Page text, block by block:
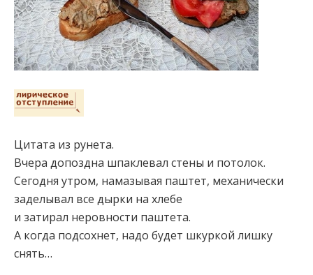
Цитата из рунета.
Вчера допоздна шпаклевал стены и потолок.
Сегодня утром, намазывая паштет, механически
заделывал все дырки на хлебе
и затирал неровности паштета.
А когда подсохнет, надо будет шкуркой лишку
снять…